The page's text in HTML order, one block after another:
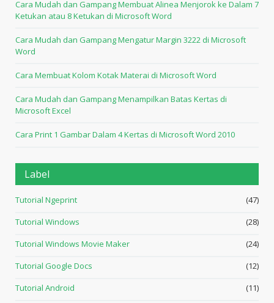
Cara Mudah dan Gampang Membuat Alinea Menjorok ke Dalam 7
Ketukan atau 8 Ketukan di Microsoft Word
Cara Mudah dan Gampang Mengatur Margin 3222 di Microsoft
Word
Cara Membuat Kolom Kotak Materai di Microsoft Word
Cara Mudah dan Gampang Menampilkan Batas Kertas di
Microsoft Excel
Cara Print 1 Gambar Dalam 4 Kertas di Microsoft Word 2010
Label
Tutorial Ngeprint
(47)
Tutorial Windows
(28)
Tutorial Windows Movie Maker
(24)
Tutorial Google Docs
(12)
Tutorial Android
(11)